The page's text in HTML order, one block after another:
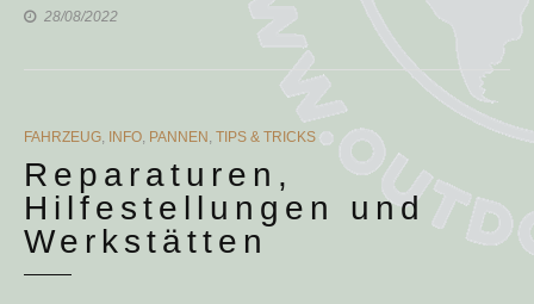
28/08/2022
CATEGORIES
FAHRZEUG, INFO, PANNEN , TIPS & TRICKS
Reparaturen,
Hilfestellungen und
Werkstätten